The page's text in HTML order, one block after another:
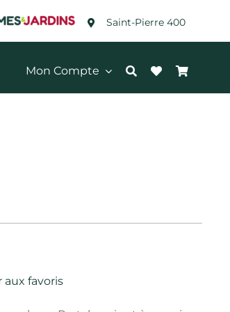
Saint-Pierre 400
Mon Compte
aux favoris